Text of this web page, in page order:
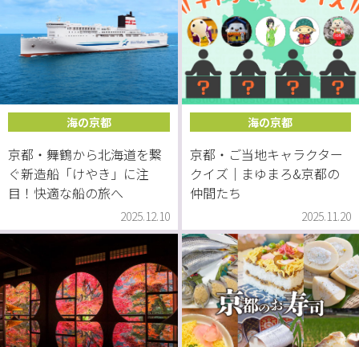
海の京都
京都・舞鶴から北海道を繋
ぐ新造船「けやき」に注
目！快適な船の旅へ
2025.12.10
海の京都
京都・ご当地キャラクター
クイズ｜まゆまろ&京都の
仲間たち
2025.11.20